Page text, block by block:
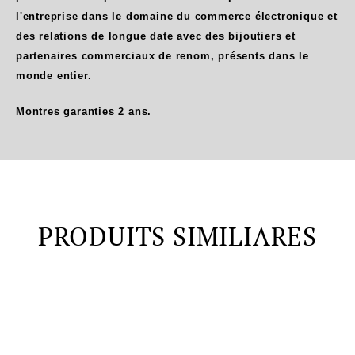
l'entreprise dans le domaine du commerce électronique et
des relations de longue date avec des bijoutiers et
partenaires commerciaux de renom, présents dans le
monde entier.
Montres garanties 2 ans.
PRODUITS SIMILIARES